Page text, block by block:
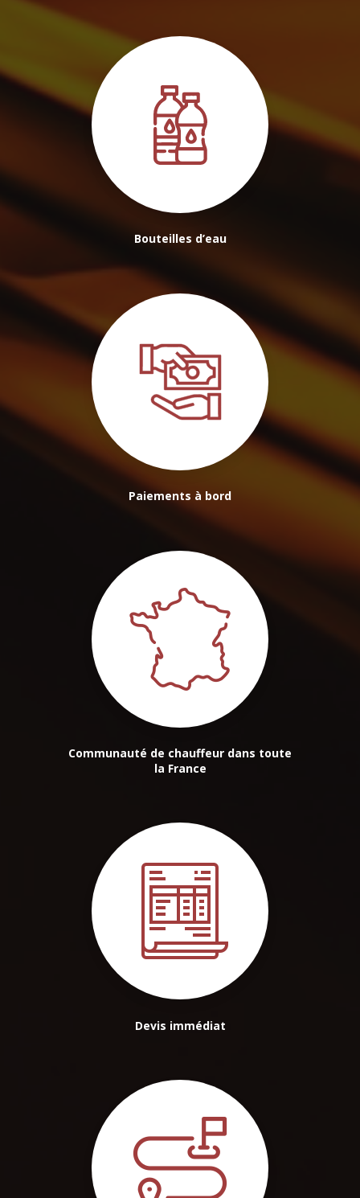
Bouteilles d’eau
Paiements à bord
Communauté de chauffeur dans toute
la France
Devis immédiat